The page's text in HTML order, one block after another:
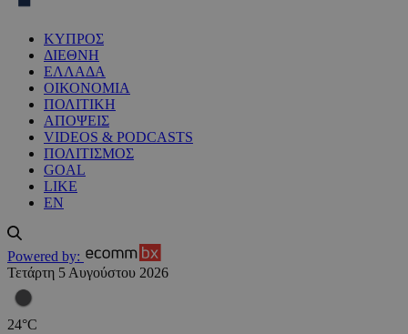
ΚΥΠΡΟΣ
ΔΙΕΘΝΗ
ΕΛΛΑΔΑ
ΟΙΚΟΝΟΜΙΑ
ΠΟΛΙΤΙΚΗ
ΑΠΟΨΕΙΣ
VIDEOS & PODCASTS
ΠΟΛΙΤΙΣΜΟΣ
GOAL
LIKE
EN
Powered by:
Τετάρτη 5 Αυγούστου 2026
24°C